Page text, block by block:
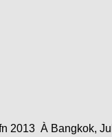
2013 À Bangkok,